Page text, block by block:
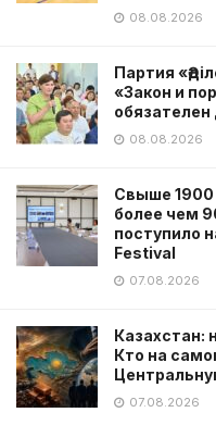
08.08.2026
Партия
«Закон и
обязателен
08.08.2026
Свыше
более чем
поступило
Festival
07.08.2026
Казахстан:
Кто на
07.08.2026